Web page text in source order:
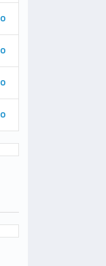
0
0
0
0